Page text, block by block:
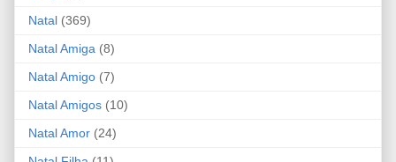
Natal (369)
Natal Amiga (8)
Natal Amigo (7)
Natal Amigos (10)
Natal Amor (24)